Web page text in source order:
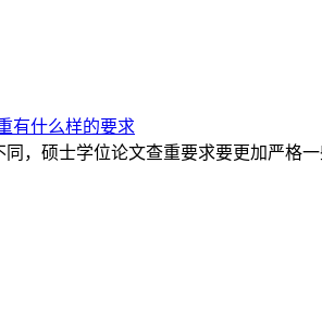
有什么样的要求
，硕士学位论文查重要求要更加严格